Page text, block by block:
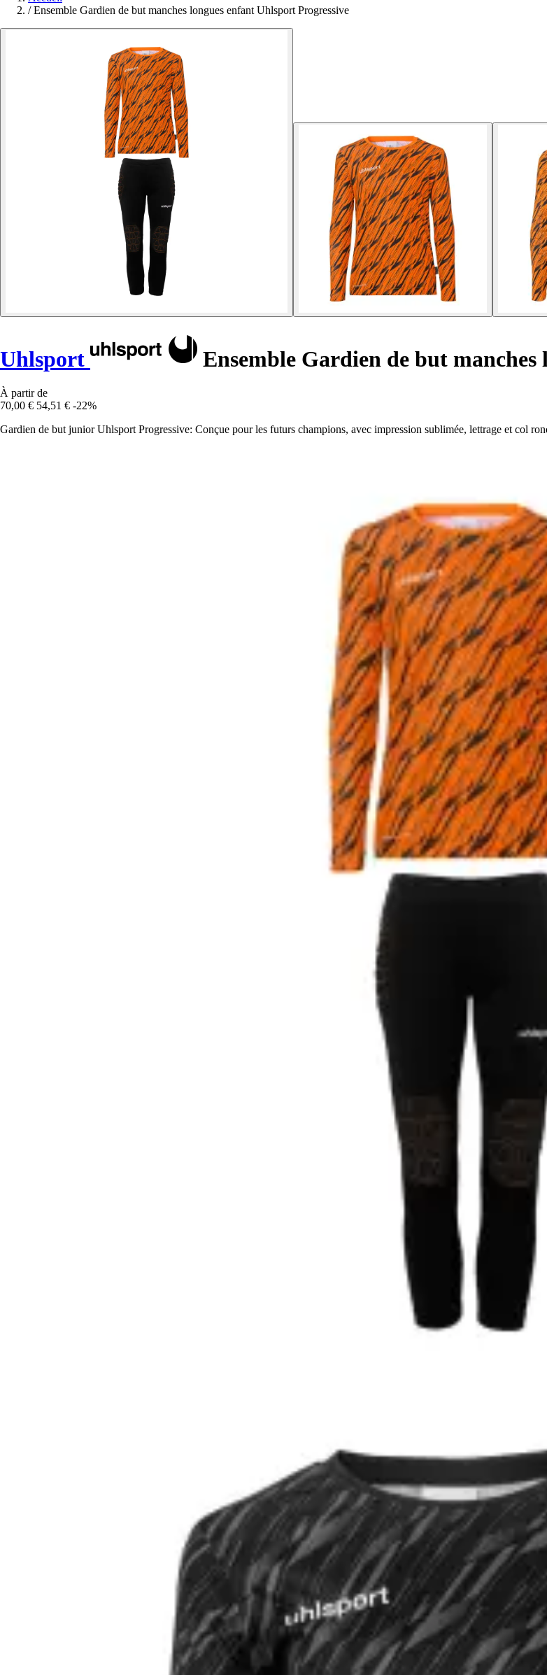
/ Ensemble Gardien de but manches longues enfant Uhlsport Progressive
Uhlsport Ensemble Gardien de but manches
À partir de
70,00 € 54,51 € -22%
Gardien de but junior Uhlsport Progressive: Conçue pour les futurs champions, avec impression sublimée, lettrage et col